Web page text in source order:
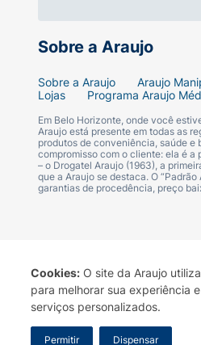
Cookies: O site da Araujo
para melhorar sua experiência
serviços personalizados.
Permitir Dispensar
FORTALECE A
DO FIO A NÍVEL
97% DANOS
RESULTADO:
USO: Aplique
Evitar contato
Sobre a Araujo
Sobre a Araujo Araujo
Lojas
Programa Araujo
Em Belo Horizonte, onde você
Araujo está presente em todas as
produtos de conveniência, saúde e
compromisso com o cliente: ela é
– o Drogatel Araujo (1963), a
que a Araujo se destaca. O
garantias de procedência, preço
Termo de Uso Portal da
A Drogaria Araujo S/A informa
marca. Para sua segurança
Araujo S.A. Em caso de dúvidas,